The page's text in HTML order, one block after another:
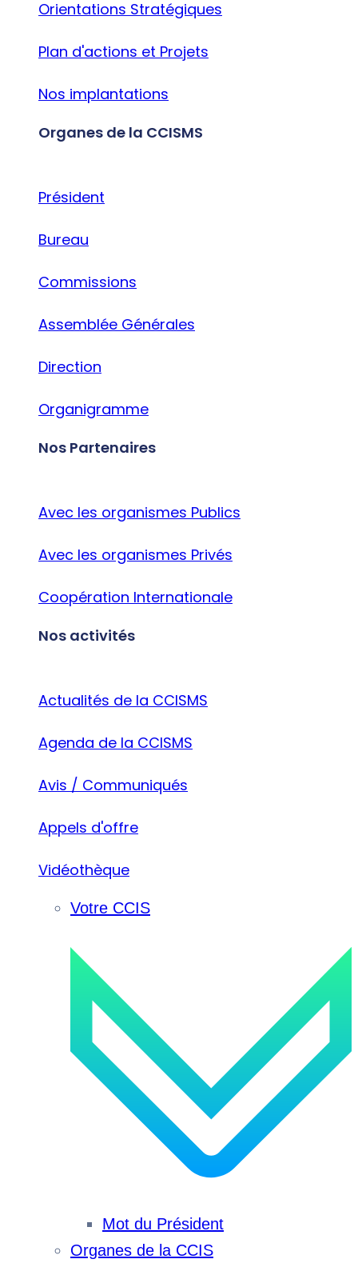
Orientations Stratégiques
Plan d'actions et Projets
Nos implantations
Organes de la CCISMS
Président
Bureau
Commissions
Assemblée Générales
Direction
Organigramme
Nos Partenaires
Avec les organismes Publics
Avec les organismes Privés
Coopération Internationale
Nos activités
Actualités de la CCISMS
Agenda de la CCISMS
Avis / Communiqués
Appels d'offre
Vidéothèque
Votre CCIS
Mot du Président
Organes de la CCIS